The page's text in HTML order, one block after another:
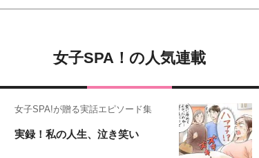
女子SPA！の人気連載
女子SPA!が贈る実話エピソード集
実録！私の人生、泣き笑い